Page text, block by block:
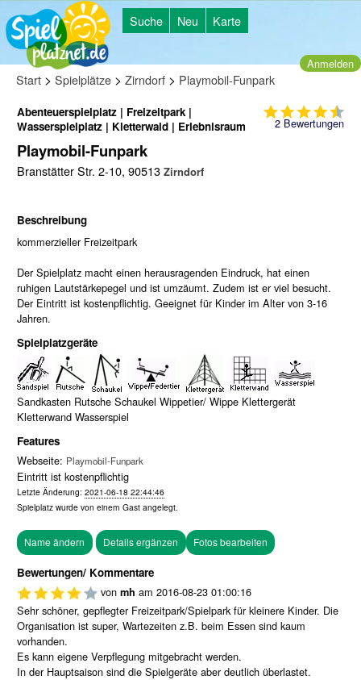
Suche Neu Karte
Anmelden
Start > Spielplätze > Zirndorf > Playmobil-Funpark
2Bewertungen
Abenteuerspielplatz | Freizeitpark |
Wasserspielplatz | Kletterwald | Erlebnisraum
Playmobil-Funpark
Branstätter Str. 2-10, 90513 Zirndorf
Beschreibung
kommerzieller Freizeitpark
Der Spielplatz macht einen herausragenden Eindruck, hat einen
ruhigen Lautstärkepegel und ist umzäumt. Zudem ist er viel besucht.
Der Eintritt ist kostenpflichtig. Geeignet für Kinder im Alter von 3-16
Jahren.
Spielplatzgeräte
Sandkasten Rutsche Schaukel Wippetier/ Wippe Klettergerät
Kletterwand Wasserspiel
Features
Webseite: Playmobil-Funpark
Eintritt ist kostenpflichtig
Letzte Änderung: 2021-06-18 22:44:46
Spielplatz wurde von einem Gast angelegt.
Fotos bearbeiten
Bewertungen/ Kommentare
von mh am 2016-08-23 01:00:16
Sehr schöner, gepflegter Freizeitpark/Spielpark für kleinere Kinder. Die
Organisation ist super, Wartezeiten z.B. beim Essen sind kaum
vorhanden.
Es kann eigene Verpflegung mitgebracht werden.
In der Hauptsaison sind die Spielgeräte aber deutlich überlastet.